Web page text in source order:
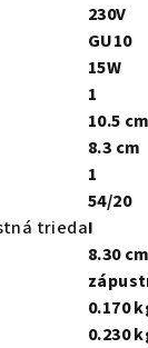
230V
GU10
15W
1
10.5 cm
8.3 cm
1
54/20
triedaI
8.30 cm
0.170
0.230